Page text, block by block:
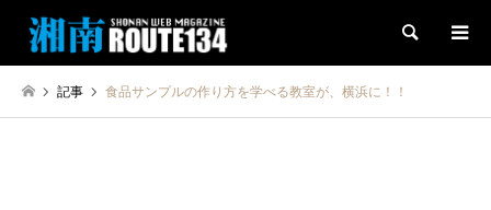
検索
記事 食品サンプルの作り方を学べる教室が、横浜に！！